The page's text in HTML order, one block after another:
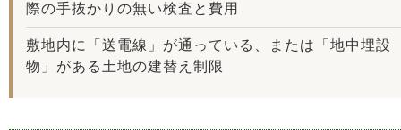
際の手抜かりの無い検査と費用
敷地内に「送電線」が通っている、または「地中埋設
物」がある土地の建替え制限